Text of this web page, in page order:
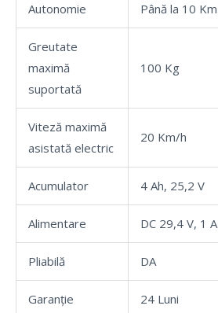
Autonomie Până la 10 Km
Greutate
maximă
suportată
100 Kg
Viteză maximă
asistată electric
20 Km/h
Acumulator 4 Ah, 25,2 V
Alimentare DC 29,4 V, 1 A
Pliabilă DA
Garanție 24 Luni